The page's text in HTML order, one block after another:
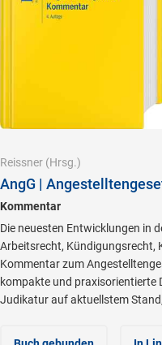
Reissner (Hrsg.)
AngG |
Kommentar
Die neuesten Entwicklungen in
Arbeitsrecht, Kündigungsrecht,
Kommentar zum
kompakte und praxisorientierte
Judikatur auf aktuellstem